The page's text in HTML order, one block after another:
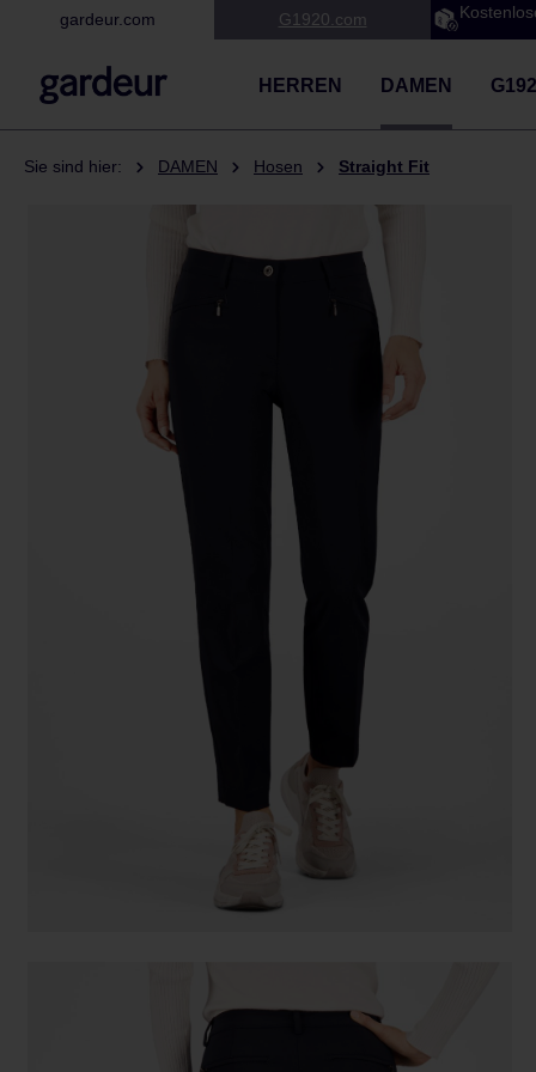
Hauptinhalt springen
Zur Suche springen
Zur Hauptnavigation springen
gardeur.com G1920.com
HERREN DAMEN
Sie sind hier: DAMEN Hosen Straight Fit